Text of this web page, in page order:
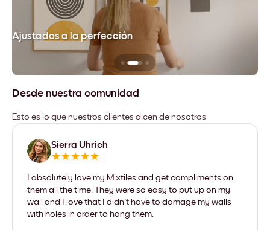
Ajustados a la perfección
Desde nuestra comunidad
Esto es lo que nuestros clientes dicen de nosotros
Sierra Uhrich
I absolutely love my Mixtiles and get compliments on
them all the time. They were so easy to put up on my
wall and I love that I didn't have to damage my walls
with holes in order to hang them.